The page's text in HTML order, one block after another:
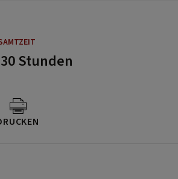
Stunden